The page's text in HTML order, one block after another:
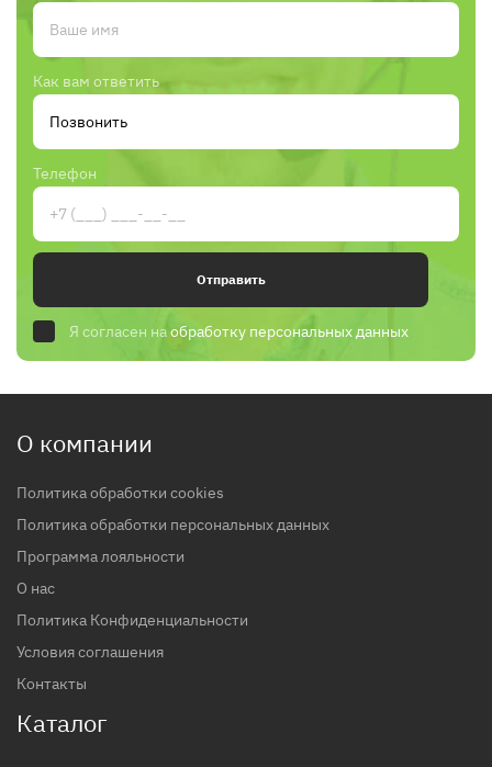
Как вам ответить
Телефон
Отправить
Я согласен наобработку персональных данных
О компании
Политика обработки cookies
Политика обработки персональных данных
Программа лояльности
О нас
Политика Конфиденциальности
Условия соглашения
Контакты
Каталог